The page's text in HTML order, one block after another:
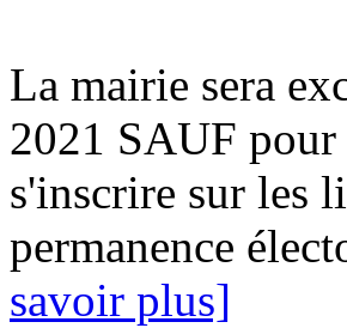
La mairie sera
2021 SAUF pour
s'inscrire sur les
permanence
savoir plus]